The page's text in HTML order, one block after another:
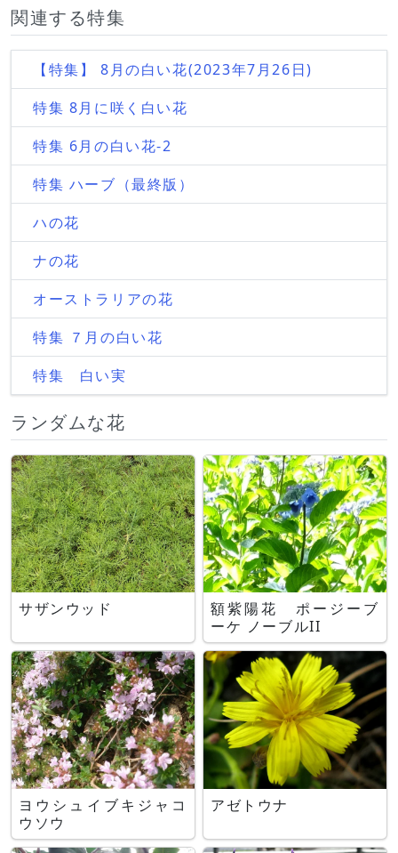
関連する特集
【特集】 8月の白い花(2023年7月26日)
特集 8月に咲く白い花
特集 6月の白い花-2
特集 ハーブ（最終版）
ハの花
ナの花
オーストラリアの花
特集 ７月の白い花
特集 白い実
ランダムな花
サザンウッド
額紫陽花 ポージーブ
ーケ ノーブルII
ヨウシュイブキジャコ
ウソウ
アゼトウナ